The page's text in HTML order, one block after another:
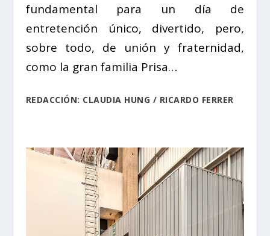
fundamental para un día de
entretención único, divertido, pero,
sobre todo, de unión y fraternidad,
como la gran familia Prisa…
REDACCIÓN: CLAUDIA HUNG / RICARDO FERRER